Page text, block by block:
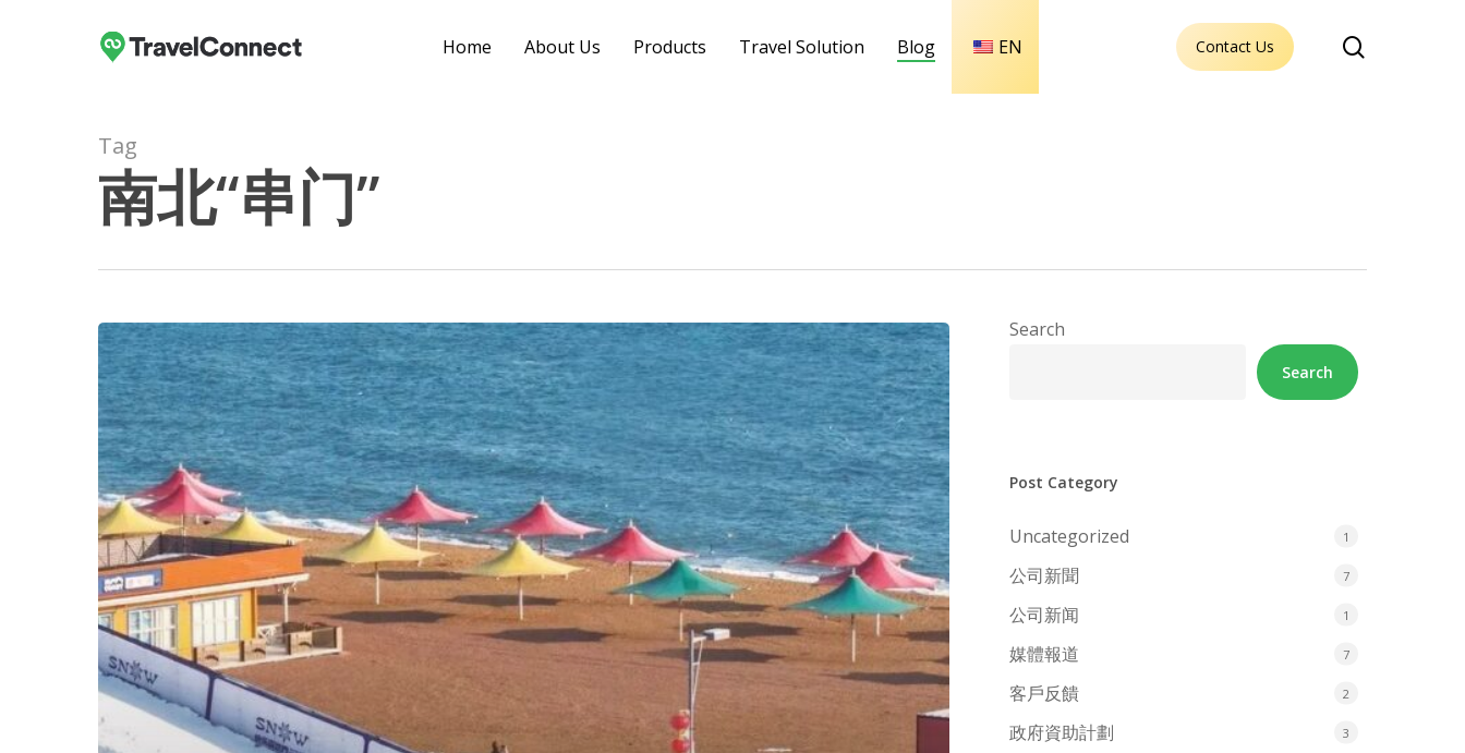
Hit enter to search or ESC to close
Home About Us Products Travel Solution Blog EN Contact Us
Tag
南北“串门”
Search
Search
Post Category
Uncategorized 1
公司新聞 7
公司新闻 1
媒體報道 7
客戶反饋 2
政府資助計劃 3